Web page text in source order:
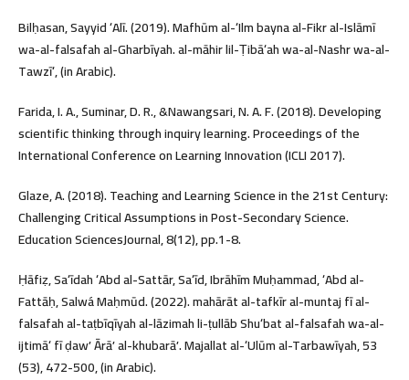
Bilḥasan, Sayyid ʻAlī. (2019). Mafhūm al-ʻIlm bayna al-Fikr al-Islāmī
wa-al-falsafah al-Gharbīyah. al-māhir lil-Ṭibāʻah wa-al-Nashr wa-al-
Tawzīʻ, (in Arabic).
Farida, I. A., Suminar, D. R., &Nawangsari, N. A. F. (2018). Developing
scientific thinking through inquiry learning. Proceedings of the
International Conference on Learning Innovation (ICLI 2017).
Glaze, A. (2018). Teaching and Learning Science in the 21st Century:
Challenging Critical Assumptions in Post-Secondary Science.
Education SciencesJournal, 8(12), pp.1-8.
Ḥāfiẓ, Saʻīdah ʻAbd al-Sattār, Saʻīd, Ibrāhīm Muḥammad, ʻAbd al-
Fattāḥ, Salwá Maḥmūd. (2022). mahārāt al-tafkīr al-muntaj fī al-
falsafah al-taṭbīqīyah al-lāzimah li-ṭullāb Shuʻbat al-falsafah wa-al-
ijtimāʻ fī ḍawʼ Ārāʼ al-khubarāʼ. Majallat al-ʻUlūm al-Tarbawīyah, 53
(53), 472-500, (in Arabic).